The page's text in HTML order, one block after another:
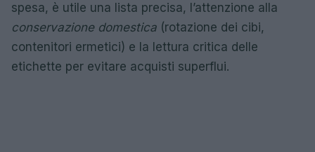
spesa, è utile una lista precisa, l’attenzione alla
conservazione domestica (rotazione dei cibi,
contenitori ermetici) e la lettura critica delle
etichette per evitare acquisti superflui.